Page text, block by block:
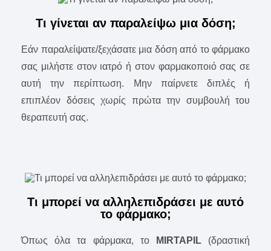
Τι γίνεται αν παραλείψω μια δόση;
Εάν παραλείψατε/ξεχάσατε μια δόση από το φάρμακο
σας μιλήστε στον ιατρό ή στον φαρμακοποιό σας σε
αυτή την περίπτωση. Μην παίρνετε διπλές ή
επιπλέον δόσεις χωρίς πρώτα την συμβουλή του
θεραπευτή σας.
Τι μπορεί να αλληλεπιδράσει με αυτό
το φάρμακο;
Όπως όλα τα φάρμακα, το MIRTAPIL(δραστική